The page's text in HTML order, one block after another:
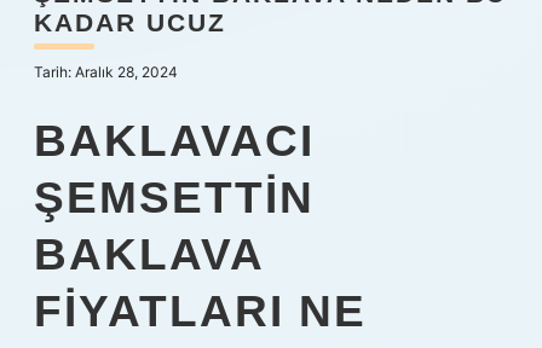
Yasal Uyarı
Hakkımızda
KADAR UCUZ
Tarih: Aralık 28, 2024
BAKLAVACI
ŞEMSETTIN
BAKLAVA
FIYATLARI NE